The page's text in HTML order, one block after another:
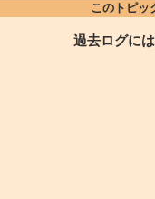
このトピッ
過去ログに